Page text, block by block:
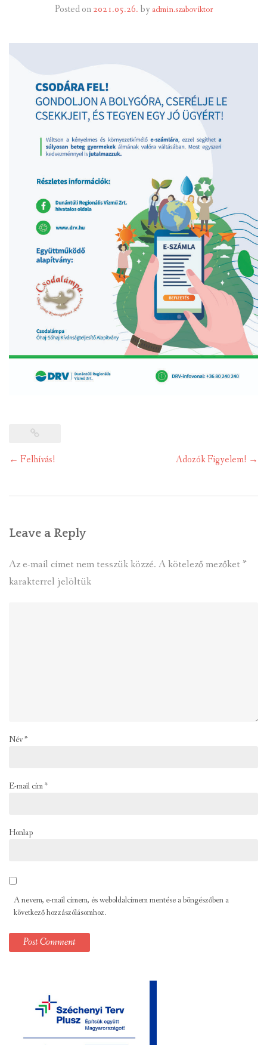
GALÉRIA
KAPCSOLAT
LETÖLTHETŐ NYOMTATVÁNYOK
TELEPÜLÉSIKÉPVISELŐI VAGYONNYILATKOZATOK – 2026.
ROMA NEMZETISÉGI ÖNKORMÁNYZATI KÉPVISELŐK
VAGYONNYILATKOZATA – 2026. ÉV
Posted on2021.05.26.by admin.szaboviktor
Post
← Felhívás! Adozók Figyelem! →
Leave a Reply
Az e-mail címet nem tesszük közzé. A kötelező mezőket *
karakterrel jelöltük
Név*
E-mail cím*
Honlap
A nevem, e-mail címem, és weboldalcímem mentése a böngészőben a
következő hozzászólásomhoz.